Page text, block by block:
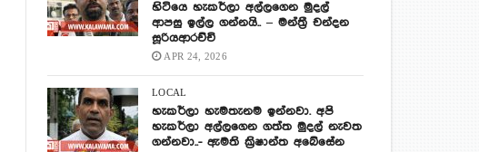
හිටියෙ හැකර්ලා අල්ලගෙන මුදල්
ආපසු ඉල්ල ගන්නයි.. – මන්ත්‍රී චන්දන
සූරියආරච්චි
APR 24, 2026
LOCAL
හැකර්ලා හැමතැනම ඉන්නවා. අපි
හැකර්ලා අල්ලගෙන ගත්ත මුදල් නැවත
ගන්නවා..- ඇමති ක්‍රිෂාන්ත අබේසේන